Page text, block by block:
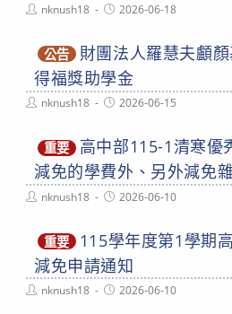
Postnknush18
Post2026-06-18
公告
財團法人羅慧夫顱
得福獎助學金
Postnknush18
Post2026-06-15
重要
高中部115-1清寒優
減免的學費外、另外減免
Postnknush18
Post2026-06-10
重要
115學年度第1學期
減免申請通知
Postnknush18
Post2026-06-10